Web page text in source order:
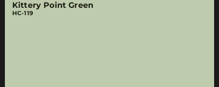
Kittery Point Green
HC-119